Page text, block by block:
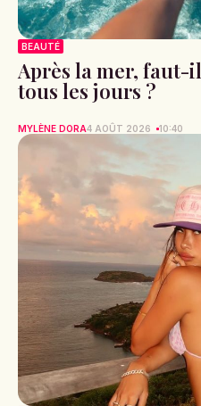
BEAUTÉ
Après la mer, faut-
tous les jours ?
MYLÈNE DORA4 AOÛT 2026 10:40